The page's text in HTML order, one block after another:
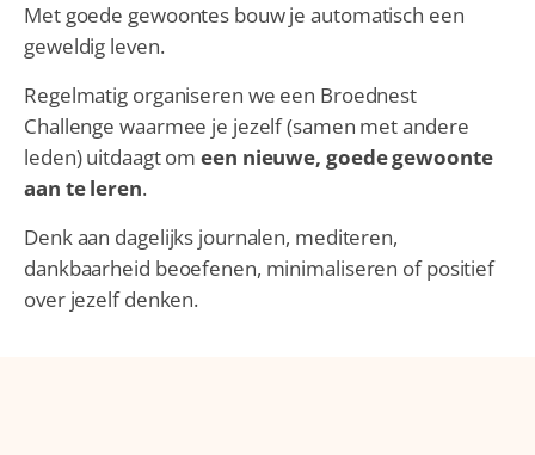
Met goede gewoontes bouw je automatisch een
geweldig leven.
Regelmatig organiseren we een Broednest
Challenge waarmee je jezelf (samen met andere
leden) uitdaagt omeen nieuwe, goede gewoonte
aan te leren.
Denk aan dagelijks journalen, mediteren,
dankbaarheid beoefenen, minimaliseren of positief
over jezelf denken.